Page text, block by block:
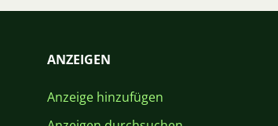
ANZEIGEN
Anzeige hinzufügen